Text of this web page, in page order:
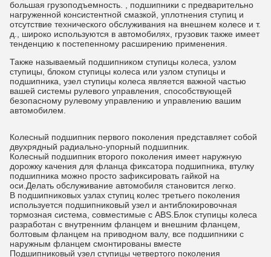
большая грузоподъемность. , подшипники с предварительно
нагруженной консистентной смазкой, уплотнения ступиц и
отсутствие технического обслуживания на внешнем колесе и т.
д., широко используются в автомобилях, грузовик также имеет
тенденцию к постепенному расширению применения.
Также называемый подшипником ступицы колеса, узлом
ступицы, блоком ступицы колеса или узлом ступицы и
подшипника, узел ступицы колеса является важной частью
вашей системы рулевого управления, способствующей
безопасному рулевому управлению и управлению вашим
автомобилем.
Колесный подшипник первого поколения представляет собой
двухрядный радиально-упорный подшипник.
Колесный подшипник второго поколения имеет наружную
дорожку качения для фланца фиксатора подшипника, втулку
подшипника можно просто зафиксировать гайкой на
оси.Делать обслуживание автомобиля становится легко.
В подшипниковых узлах ступиц колес третьего поколения
используется подшипниковый узел и антиблокировочная
тормозная система, совместимые с ABS.Блок ступицы колеса
разработан с внутренним фланцем и внешним фланцем,
болтовым фланцем на приводном валу, все подшипники с
наружным фланцем смонтированы вместе
Подшипниковый узел ступицы четвертого поколения